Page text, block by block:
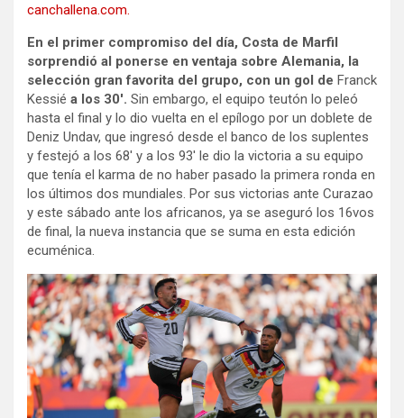
canchallena.com.
En el primer compromiso del día, Costa de Marfil
sorprendió al ponerse en ventaja sobre Alemania, la
selección gran favorita del grupo, con un gol de Franck
Kessié a los 30′. Sin embargo, el equipo teutón lo peleó
hasta el final y lo dio vuelta en el epílogo por un doblete de
Deniz Undav, que ingresó desde el banco de los suplentes
y festejó a los 68′ y a los 93′ le dio la victoria a su equipo
que tenía el karma de no haber pasado la primera ronda en
los últimos dos mundiales. Por sus victorias ante Curazao
y este sábado ante los africanos, ya se aseguró los 16vos
de final, la nueva instancia que se suma en esta edición
ecuménica.